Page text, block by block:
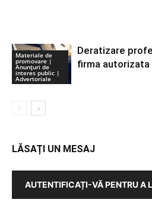
Materiale de
promovare |
Anunţuri de
interes public |
Advertoriale
Deratizare
firma autorizata
LĂSAȚI UN MESAJ
AUTENTIFICAȚI-VĂ PENTRU A